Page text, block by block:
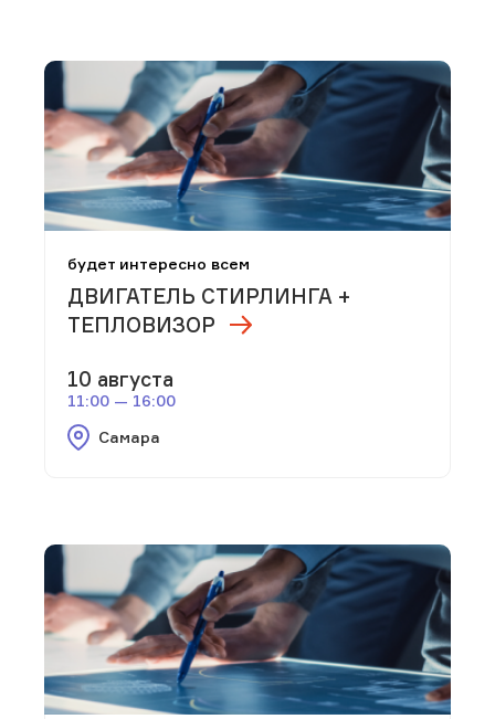
будет интересно всем
ДВИГАТЕЛЬ СТИРЛИНГА +
ТЕПЛОВИЗОР
10 августа
11:00 — 16:00
Самара